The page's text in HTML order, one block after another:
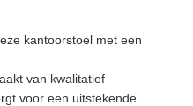
kantoorstoel met een
van kwalitatief
voor een uitstekende